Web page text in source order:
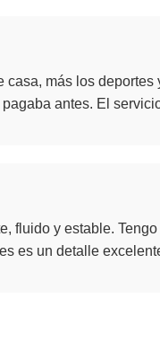
más los
antes. El
fluido y estable.
es un detalle